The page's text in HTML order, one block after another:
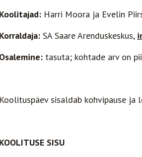
Koolitajad: Harri Moora ja Evelin
Korraldaja: SA Saare Arenduskeskus,
Osalemine: tasuta; kohtade arv on
Koolituspäev sisaldab kohvipause ja
KOOLITUSE SISU